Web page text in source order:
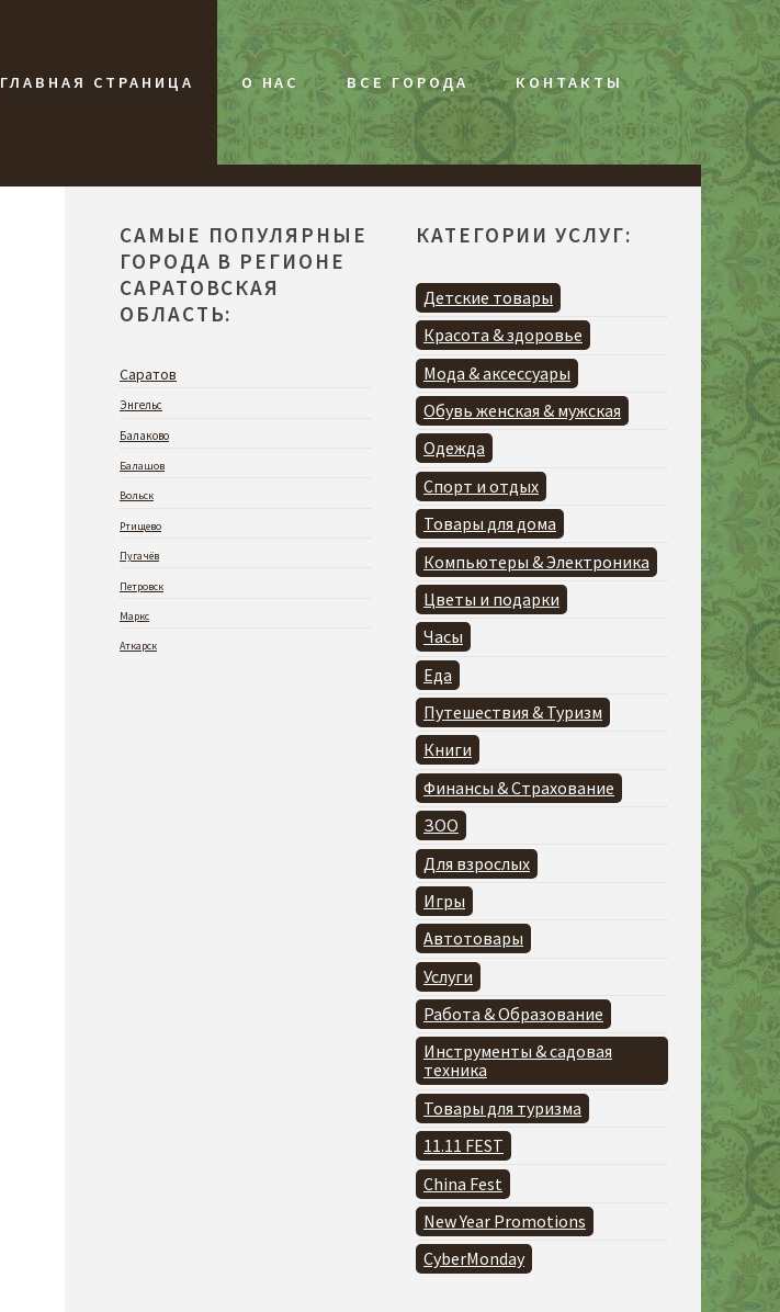
ГЛАВНАЯ СТРАНИЦА О НАС ВСЕ ГОРОДА КОНТАКТЫ
САМЫЕ ПОПУЛЯРНЫЕ
ГОРОДА В РЕГИОНЕ
САРАТОВСКАЯ
ОБЛАСТЬ:
Саратов
Энгельс
Балаково
Балашов
Вольск
Ртищево
Пугачёв
Петровск
Маркс
Аткарск
КАТЕГОРИИ УСЛУГ:
Детские товары
Красота & здоровье
Мода & аксессуары
Обувь женская & мужская
Одежда
Спорт и отдых
Товары для дома
Компьютеры & Электроника
Цветы и подарки
Часы
Еда
Путешествия & Туризм
Книги
Финансы & Страхование
ЗОО
Для взрослых
Игры
Автотовары
Услуги
Работа & Образование
Инструменты & садовая
техника
Товары для туризма
11.11 FEST
China Fest
New Year Promotions
CyberMonday